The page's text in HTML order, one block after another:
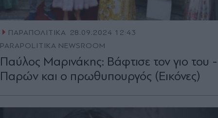
ΠΑΡΑΠΟΛΙΤΙΚΑ 28.09.2024 12:43
PARAPOLITIKA NEWSROOM
Παύλος Μαρινάκης: Βάφτισε τον γιο του -
Παρών και ο πρωθυπουργός (Εικόνες)